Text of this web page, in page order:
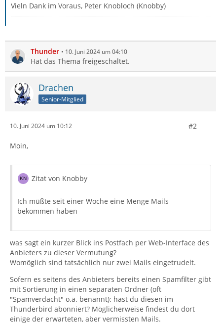
Vieln Dank im Voraus, Peter Knobloch (Knobby)
Thunder 10. Juni 2024 um 04:10
Hat das Thema freigeschaltet.
Drachen
Senior-Mitglied
10. Juni 2024 um 10:12 #2
Moin,
Zitat von Knobby
Ich müßte seit einer Woche eine Menge Mails
bekommen haben
was sagt ein kurzer Blick ins Postfach per Web-Interface des
Anbieters zu dieser Vermutung?
Womöglich sind tatsächlich nur zwei Mails eingetrudelt.
Sofern es seitens des Anbieters bereits einen Spamfilter gibt
mit Sortierung in einen separaten Ordner (oft
"Spamverdacht" o.ä. benannt): hast du diesen im
Thunderbird abonniert? Möglicherweise findest du dort
einige der erwarteten, aber vermissten Mails.